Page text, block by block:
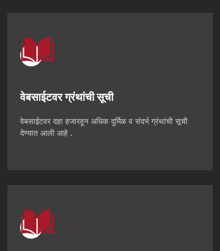
वेबसाईटवर ग्रंथांची सूची
वेबसाईटवर दहा हजारहून अधिक दुर्मिळ व संदर्भ ग्रंथांची सूची
देण्यात आली आहे .